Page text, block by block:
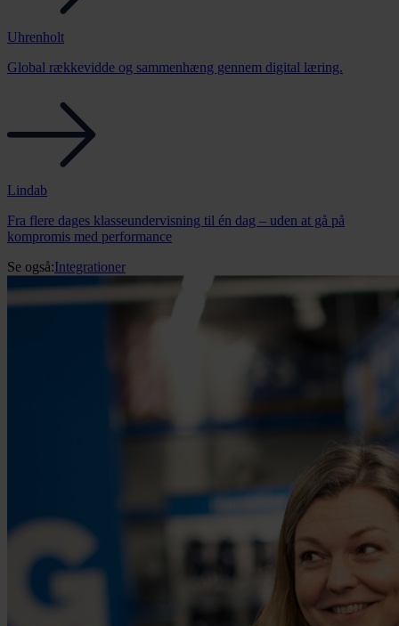
Uhrenholt
Global rækkevidde og sammenhæng gennem digital læring.
Lindab
Fra flere dages klasseundervisning til én dag – uden at gå på
kompromis med performance
Se også:Integrationer